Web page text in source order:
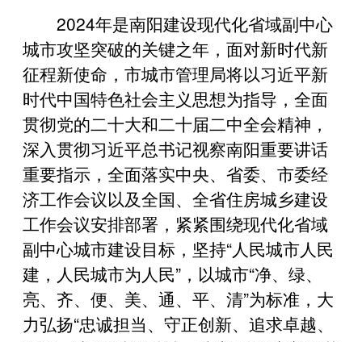
2024年是南阳建设现代化省域副中心
城市攻坚突破的关键之年，面对新时代新
征程新使命，市城市管理局将以习近平新
时代中国特色社会主义思想为指导，全面
贯彻党的二十大和二十届二中全会精神，
深入贯彻习近平总书记视察南阳重要讲话
重要指示，全面落实中央、省委、市委经
济工作会议以及全国、全省住房城乡建设
工作会议安排部署，紧紧围绕现代化省域
副中心城市建设目标，坚持“人民城市人民
建，人民城市为人民”，以城市“净、绿、
亮、齐、便、美、通、平、清”为标准，大
力弘扬“忠诚担当、守正创新、追求卓越、